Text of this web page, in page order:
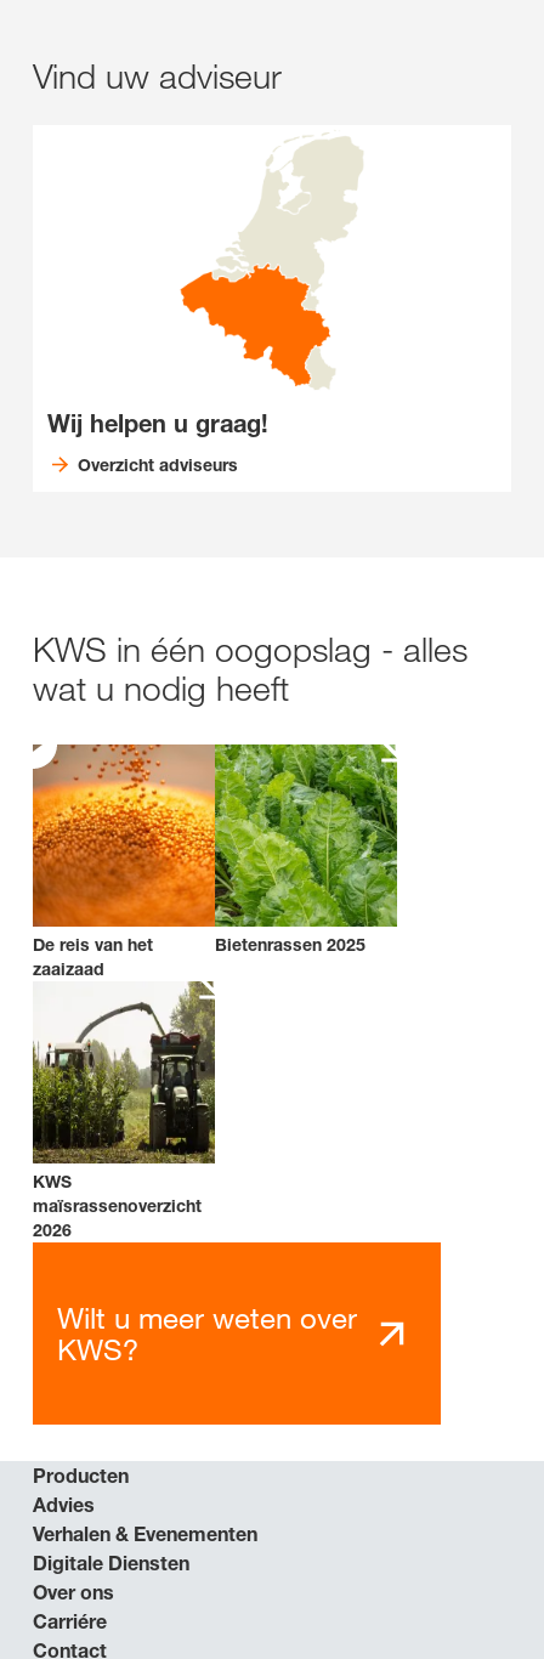
Vind uw adviseur
Wij helpen u graag!
Overzicht adviseurs
KWS in één oogopslag - alles
wat u nodig heeft
De reis van het
zaaizaad
Bietenrassen 2025
KWS
maïsrassenoverzicht
2026
Wilt u meer weten over
KWS?
Producten
Advies
Verhalen & Evenementen
Digitale Diensten
Over ons
Carriére
Contact